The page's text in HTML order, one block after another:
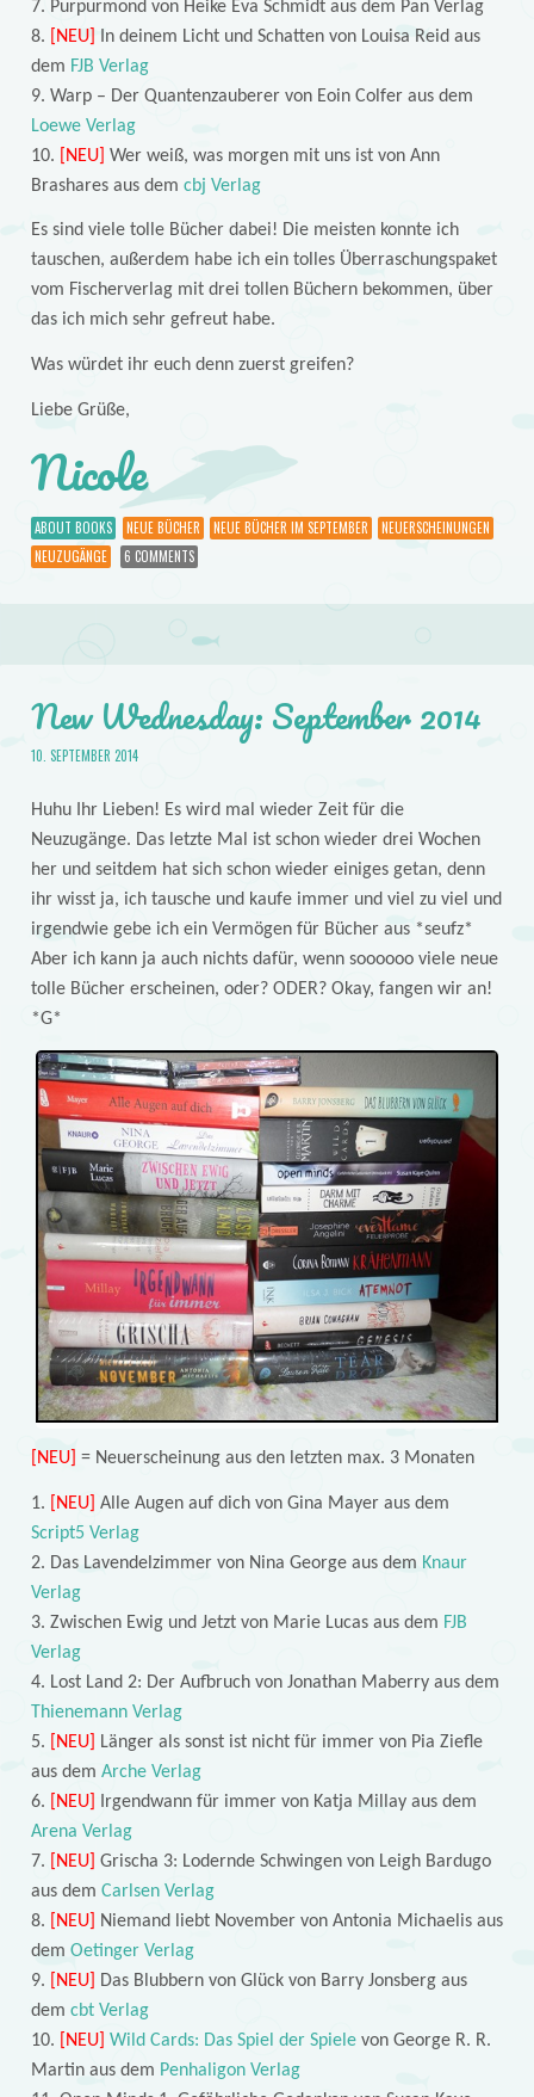
7. Purpurmond von Heike Eva Schmidt aus dem Pan Verlag
8.
[NEU]
In deinem Licht und Schatten von Louisa Reid aus
dem FJB Verlag
9. Warp – Der Quantenzauberer von Eoin Colfer aus dem
Loewe Verlag
10.
[NEU] Wer weiß, was morgen mit uns ist von Ann
Brashares aus dem cbj Verlag
Es sind viele tolle Bücher dabei! Die meisten konnte ich
tauschen, außerdem habe ich ein tolles Überraschungspaket
vom Fischerverlag mit drei tollen Büchern bekommen, über
das ich mich sehr gefreut habe.
Was würdet ihr euch denn zuerst greifen?
Liebe Grüße,
Nicole
ABOUT BOOKS NEUE BÜCHER NEUE BÜCHER IM SEPTEMBER
NEUERSCHEINUNGEN
NEUZUGÄNGE
6 COMMENTS
New Wednesday: September 2014
10. SEPTEMBER 2014
Huhu Ihr Lieben! Es wird mal wieder Zeit für die
Neuzugänge. Das letzte Mal ist schon wieder drei Wochen
her und seitdem hat sich schon wieder einiges getan, denn
ihr wisst ja, ich tausche und kaufe immer und viel zu viel und
irgendwie gebe ich ein Vermögen für Bücher aus *seufz*
Aber ich kann ja auch nichts dafür, wenn soooooo viele neue
tolle Bücher erscheinen, oder? ODER? Okay, fangen wir an!
*G*
[NEU] = Neuerscheinung aus den letzten max. 3 Monaten
1. [NEU] Alle Augen auf dich von Gina Mayer aus dem
Script5 Verlag
2. Das Lavendelzimmer von Nina George aus dem Knaur
Verlag
3. Zwischen Ewig und Jetzt von Marie Lucas aus dem FJB
Verlag
4. Lost Land 2: Der Aufbruch von Jonathan Maberry aus dem
Thienemann Verlag
5.
[NEU]
Länger als sonst ist nicht für immer von Pia Ziefle
aus dem Arche Verlag
6.
[NEU]
Irgendwann für immer von Katja Millay aus dem
Arena Verlag
7.
[NEU] Grischa 3: Lodernde Schwingen von Leigh Bardugo
aus dem Carlsen Verlag
8.
[NEU]
Niemand liebt November von Antonia Michaelis aus
dem Oetinger Verlag
9.
[NEU]
Das Blubbern von Glück von Barry Jonsberg aus
dem cbt Verlag
10.
[NEU] Wild Cards: Das Spiel der Spielevon George R. R.
Martin aus dem Penhaligon Verlag